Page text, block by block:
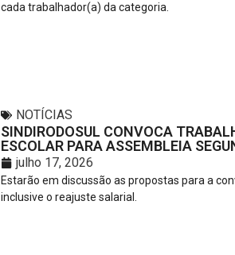
cada trabalhador(a) da categoria.
NOTÍCIAS
SINDIRODOSUL CONVOCA
ESCOLAR PARA ASSEMBLEIA
julho 17, 2026
Estarão em discussão as propostas para a
inclusive o reajuste salarial.